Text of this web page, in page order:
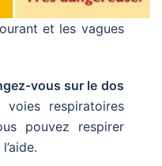
et les vagues
vous sur le dos
voies respiratoires
pouvez respirer